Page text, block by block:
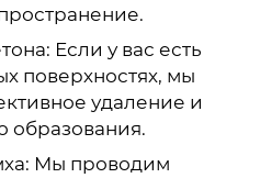
Если у вас есть
поверхностях, мы
удаление и
образования.
Мы проводим